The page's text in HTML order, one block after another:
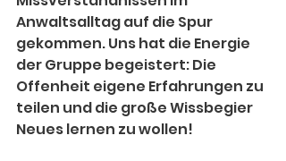
Anwaltsalltag auf die Spur
gekommen. Uns hat die Energie
der Gruppe begeistert: Die
Offenheit eigene Erfahrungen zu
teilen und die große Wissbegier
Neues lernen zu wollen!